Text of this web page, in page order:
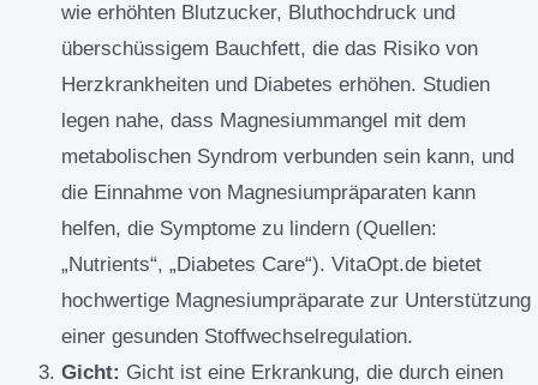
wie erhöhten Blutzucker, Bluthochdruck und
überschüssigem Bauchfett, die das Risiko von
Herzkrankheiten und Diabetes erhöhen. Studien
legen nahe, dass Magnesiummangel mit dem
metabolischen Syndrom verbunden sein kann, und
die Einnahme von Magnesiumpräparaten kann
helfen, die Symptome zu lindern (Quellen:
„Nutrients“, „Diabetes Care“). VitaOpt.de bietet
hochwertige Magnesiumpräparate zur Unterstützung
einer gesunden Stoffwechselregulation.
Gicht: Gicht ist eine Erkrankung, die durch einen